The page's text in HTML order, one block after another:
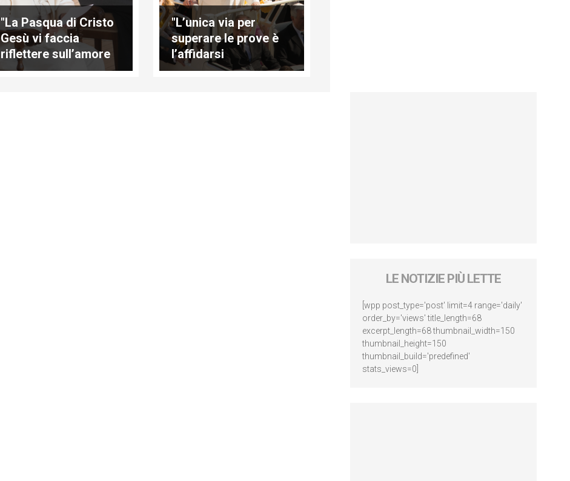
"La Pasqua di Cristo
Gesù vi faccia
riflettere sull’amore
che Dio"
"L’unica via per
superare le prove è
l’affidarsi
completamente in
LE NOTIZIE PIÙ LETTE
[wpp post_type='post' limit=4 range='daily'
order_by='views' title_length=68
excerpt_length=68 thumbnail_width=150
thumbnail_height=150
thumbnail_build='predefined'
stats_views=0]